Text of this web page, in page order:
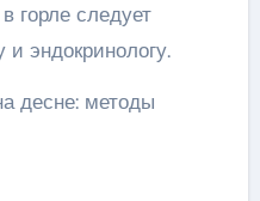
горле следует
и эндокринологу.